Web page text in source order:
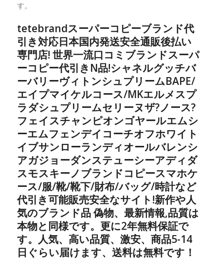
す。
tetebrandスーパーコピーブランド代
引き対応日本国内発送安全通販後払い
専門店! 世界一流口コミブランドスーパ
ーコピー代引きN品!シャネルグッチバ
ーバリーヴィトンシュプリームBAPE/
エイプマイケルコース/MKエルメスプ
ラダシュプリームセリーヌザ?ノース?
フェイスチャンピオンゴヤールエムシ
ーエムフェンデイコーチオフホワイト
イブサンローランディオールバレンシ
アガジョーダンステューシーアディダ
スモスキーノブランドコピースマホケ
ース/服/靴/靴下/財布/バッグ/時計など
代引き可能販売安全なサイト!新作や人
気のブランド品 偽物、最新情報,品質は
本物と同様です。更に2年無料保証で
す。人気、高い品質、激安、商品5-14
日ぐらい届けます、送料は無料です！